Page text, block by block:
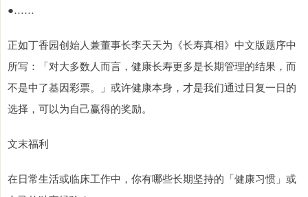
●……
正如丁香园创始人兼董事长李天天为《长寿真相》中文版题序中
所写：「对大多数人而言，健康长寿更多是长期管理的结果，而
不是中了基因彩票。」或许健康本身，才是我们通过日复一日的
选择，可以为自己赢得的奖励。
文末福利
在日常生活或临床工作中，你有哪些长期坚持的「健康习惯」或